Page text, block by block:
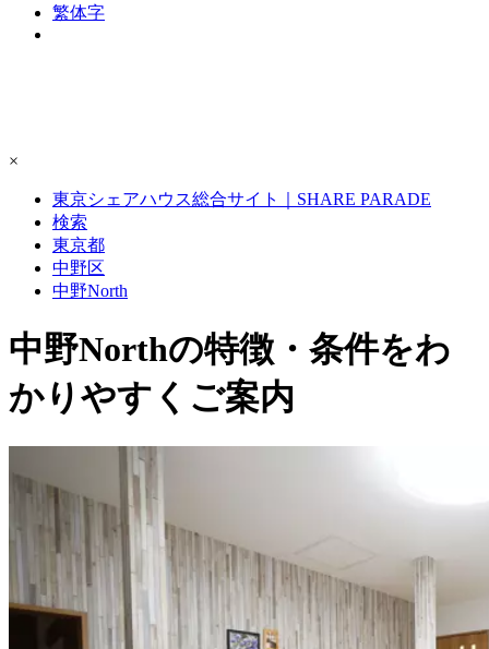
繁体字
×
東京シェアハウス総合サイト｜SHARE PARADE
検索
東京都
中野区
中野North
中野Northの特徴・条件をわ
かりやすくご案内